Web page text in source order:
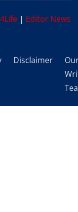
| Editor News
Disclaimer